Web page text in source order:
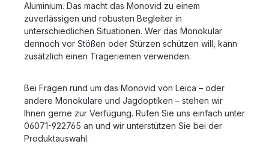
Aluminium. Das macht das Monovid zu einem
zuverlässigen und robusten Begleiter in
unterschiedlichen Situationen. Wer das Monokular
dennoch vor Stößen oder Stürzen schützen will, kann
zusätzlich einen Trageriemen verwenden.
Bei Fragen rund um das Monovid von Leica – oder
andere Monokulare und Jagdoptiken – stehen wir
Ihnen gerne zur Verfügung. Rufen Sie uns einfach unter
06071-922765 an und wir unterstützen Sie bei der
Produktauswahl.